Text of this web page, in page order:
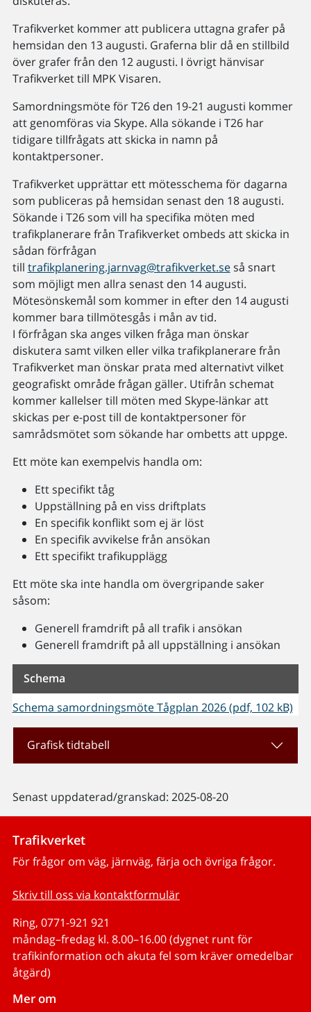
Trafikverket kommer att publicera uttagna grafer på
hemsidan den 13 augusti. Graferna blir då en stillbild
över grafer från den 12 augusti. I övrigt hänvisar
Trafikverket till MPK Visaren.
Samordningsmöte för T26 den 19-21 augusti kommer
att genomföras via Skype. Alla sökande i T26 har
tidigare tillfrågats att skicka in namn på
kontaktpersoner.
Trafikverket upprättar ett mötesschema för dagarna
som publiceras på hemsidan senast den 18 augusti.
Sökande i T26 som vill ha specifika möten med
trafikplanerare från Trafikverket ombeds att skicka in
sådan förfrågan
till trafikplanering.jarnvag@trafikverket.seså snart
som möjligt men allra senast den 14 augusti.
Mötesönskemål som kommer in efter den 14 augusti
kommer bara tillmötesgås i mån av tid.
I förfrågan ska anges vilken fråga man önskar
diskutera samt vilken eller vilka trafikplanerare från
Trafikverket man önskar prata med alternativt vilket
geografiskt område frågan gäller. Utifrån schemat
kommer kallelser till möten med Skype-länkar att
skickas per e-post till de kontaktpersoner för
samrådsmötet som sökande har ombetts att uppge.
Ett möte kan exempelvis handla om:
Ett specifikt tåg
Uppställning på en viss driftplats
En specifik konflikt som ej är löst
En specifik avvikelse från ansökan
Ett specifikt trafikupplägg
Ett möte ska inte handla om övergripande saker
såsom:
Generell framdrift på all trafik i ansökan
Generell framdrift på all uppställning i ansökan
Schema
Schema samordningsmöte Tågplan 2026 (pdf, 102 kB)
Grafisk tidtabell
Senast uppdaterad/granskad: 2025-08-20
Trafikverket
För frågor om väg, järnväg, färja och övriga frågor.
Skriv till oss via kontaktformulär
Ring, 0771-921 921
måndag–fredag kl. 8.00–16.00 (dygnet runt för
trafikinformation och akuta fel som kräver omedelbar
åtgärd)
Mer om